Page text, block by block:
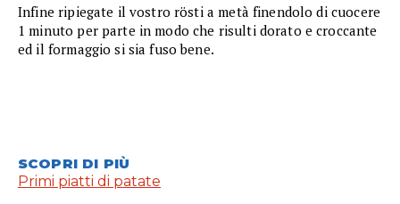
Infine ripiegate il vostro rösti a metà finendolo di cuocere
1 minuto per parte in modo che risulti dorato e croccante
ed il formaggio si sia fuso bene.
SCOPRI DI PIÙ
Primi piatti di patate